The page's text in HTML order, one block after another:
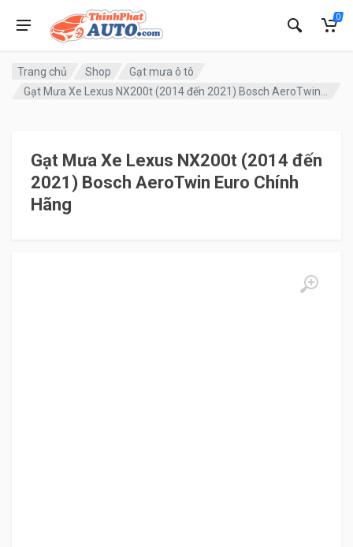
0
Trang chủ Shop
Gạt mưa ô tô
Gạt Mưa Xe Lexus NX200t (2014 đến
2021) Bosch AeroTwin Euro Chính
Hãng